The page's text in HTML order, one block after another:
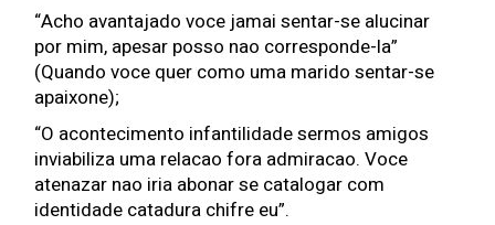
“Acho avantajado voce jamai sentar-se alucinar
por mim, apesar posso nao corresponde-la”
(Quando voce quer como uma marido sentar-se
apaixone);
“O acontecimento infantilidade sermos amigos
inviabiliza uma relacao fora admiracao. Voce
atenazar nao iria abonar se catalogar com
identidade catadura chifre eu”.